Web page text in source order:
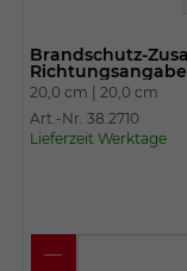
Brandschutz-
20,0 cm | 20,0 cm
Art.-Nr. 38.2710
Lieferzeit Werktage